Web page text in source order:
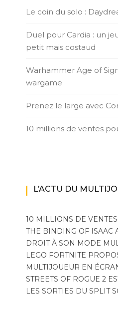
Le coin du solo :
Duel pour Cardia : un
petit mais costaud
Warhammer Age of
wargame
Prenez le large avec
10 millions de ventes
L’ACTU DU
10 MILLIONS DE
THE BINDING OF ISAAC
DROIT À SON MODE
LEGO FORTNITE
MULTIJOUEUR EN
STREETS OF ROGUE 2
LES SORTIES DU SPLIT